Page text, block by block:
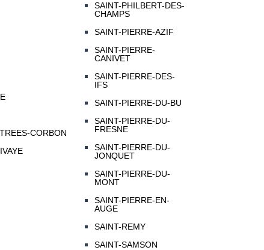
CORBON
SAINT-PHILBERT-DES-
CHAMPS
SAINT-PIERRE-AZIF
SAINT-PIERRE-
CANIVET
SAINT-PIERRE-DES-
IFS
SAINT-PIERRE-DU-BU
SAINT-PIERRE-DU-
FRESNE
SAINT-PIERRE-DU-
JONQUET
SAINT-PIERRE-DU-
MONT
SAINT-PIERRE-EN-
AUGE
SAINT-REMY
SAINT-SAMSON